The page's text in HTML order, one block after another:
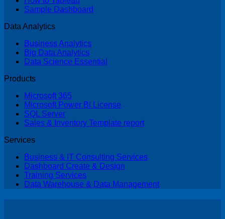
Sample Dashboard
Data Analytics
Business Analytics
Big Data Analytics
Data Science Essential
Products
Microsoft 365
Microsoft Power BI License
SQL Server
Sales & Inventory Template report
Services
Business & IT Consulting Services
Dashboard Create & Design
Training Services
Data Warehouse & Data Management